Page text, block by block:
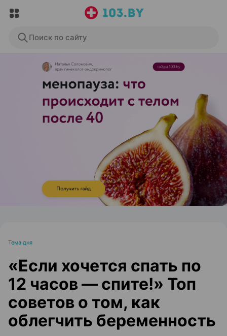
Поиск по сайту
ЭФФЕКТИВНАЯ РЕКЛАМА НА САЙТЕ
Тема дня
«Если хочется спать по
12 часов — спите!» Топ
советов о том, как
облегчить беременность